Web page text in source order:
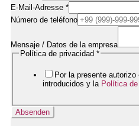
E-Mail-Adresse *
Número de teléfono
/Mensaje / Datos de la empresa
Política de privacidad *
Por la presente
introducidos y la Política
Absenden